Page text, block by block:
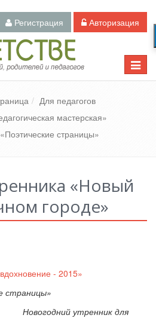
Регистрация Авторизация
Toggle
детстве»
Для педагогов
мастерская»
страницы»
«Новый
городе»
- 2015»
страницы»
Новогодний утренник для